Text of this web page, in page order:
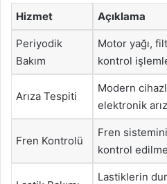
Hizmet Açıklama
Periyodik
Bakım
Motor yağı,
kontrol
Arıza Tespiti
Modern
elektronik
Fren Kontrolü
Fren
kontrol
Lastiklerin